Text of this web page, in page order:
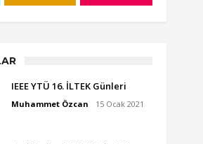
IEEE YTÜ 16. İLTEK Günleri
Muhammet Özcan 15 Ocak 2021